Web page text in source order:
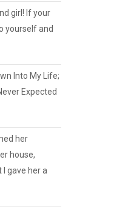
girl! If your
yourself and
Into My Life;
Expected
her
house,
gave her a